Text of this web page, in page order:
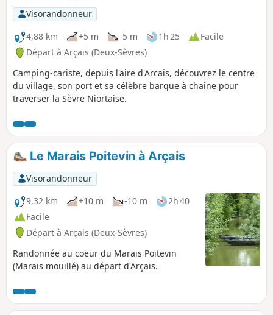
Visorandonneur
4,88 km
+5 m -5 m 1h 25
Facile
Départ à Arçais (Deux-Sèvres)
Camping-cariste, depuis l'aire d'Arcais, découvrez le centre
du village, son port et sa célèbre barque à chaîne pour
traverser la Sèvre Niortaise.
Le Marais Poitevin à Arçais
Visorandonneur
9,32 km
+10 m -10 m
2h 40
Facile
Départ à Arçais (Deux-Sèvres)
Randonnée au coeur du Marais Poitevin
(Marais mouillé) au départ d'Arçais.